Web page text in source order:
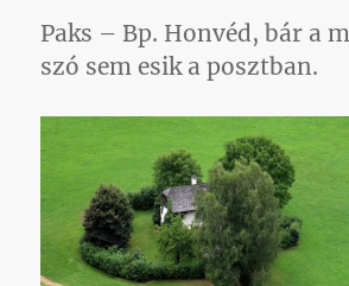
Paks – Bp. Honvéd, bár a
szó sem esik a posztban.